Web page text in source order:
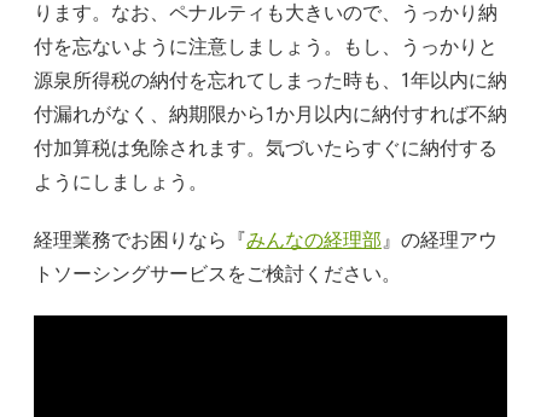
ります。なお、ペナルティも大きいので、うっかり納
付を忘ないように注意しましょう。もし、うっかりと
源泉所得税の納付を忘れてしまった時も、1年以内に納
付漏れがなく、納期限から1か月以内に納付すれば不納
付加算税は免除されます。気づいたらすぐに納付する
ようにしましょう。
経理業務でお困りなら『みんなの経理部』の経理アウ
トソーシングサービスをご検討ください。